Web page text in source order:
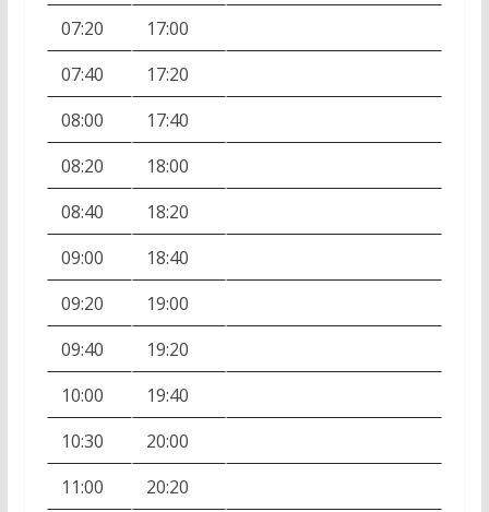
07:20
17:00
07:40
17:20
08:00
17:40
08:20
18:00
08:40
18:20
09:00
18:40
09:20
19:00
09:40
19:20
10:00
19:40
10:30
20:00
11:00
20:20